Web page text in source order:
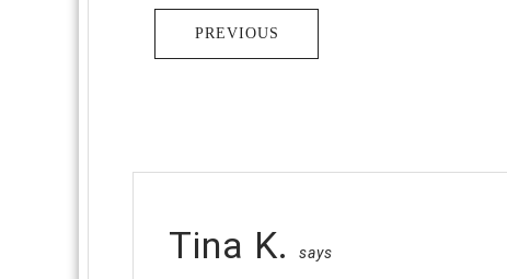
PREVIOUS
Tina K. says